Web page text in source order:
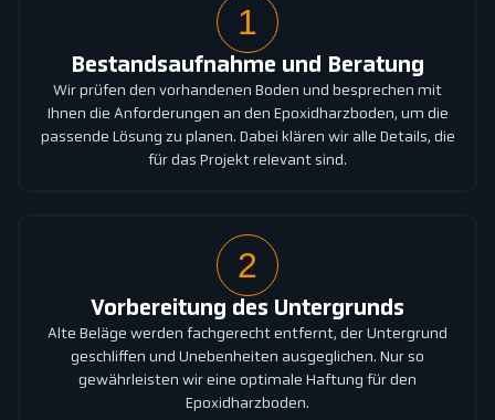
1
Bestandsaufnahme und Beratung
Wir prüfen den vorhandenen Boden und besprechen mit
Ihnen die Anforderungen an den Epoxidharzboden, um die
passende Lösung zu planen. Dabei klären wir alle Details, die
für das Projekt relevant sind.
2
Vorbereitung des Untergrunds
Alte Beläge werden fachgerecht entfernt, der Untergrund
geschliffen und Unebenheiten ausgeglichen. Nur so
gewährleisten wir eine optimale Haftung für den
Epoxidharzboden.